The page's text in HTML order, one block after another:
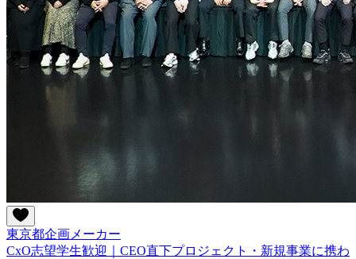
東京都企画 メーカー
CxO志望学生歓迎｜CEO直下プロジェクト・新規事業に携わ